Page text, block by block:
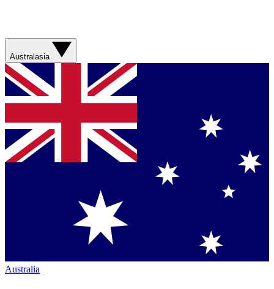
Australasia
Australia